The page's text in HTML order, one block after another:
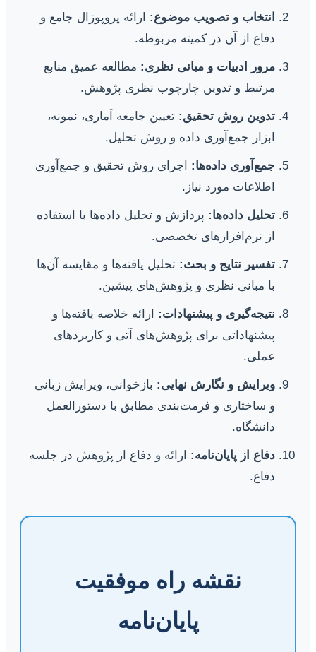
انتخاب و تصویب موضوع: ارائه پروپوزال جامع و
دفاع از آن در کمیته مربوطه.
مرور ادبیات و مبانی نظری: مطالعه عمیق منابع
مرتبط و تدوین چارچوب نظری پژوهش.
تدوین روش تحقیق: تعیین جامعه آماری، نمونه،
ابزار جمع‌آوری داده و روش تحلیل.
جمع‌آوری داده‌ها: اجرای روش تحقیق و جمع‌آوری
اطلاعات مورد نیاز.
تحلیل داده‌ها: پردازش و تحلیل داده‌ها با استفاده
از نرم‌افزارهای تخصصی.
تفسیر نتایج و بحث: تحلیل یافته‌ها و مقایسه آن‌ها
با مبانی نظری و پژوهش‌های پیشین.
نتیجه‌گیری و پیشنهادات: ارائه خلاصه یافته‌ها و
پیشنهاداتی برای پژوهش‌های آتی و کاربردهای
عملی.
ویرایش و نگارش نهایی: بازخوانی، ویرایش زبانی
و ساختاری و فرمت‌بندی مطابق با دستورالعمل
دانشگاه.
دفاع از پایان‌نامه: ارائه و دفاع از پژوهش در جلسه
دفاع.
نقشه راه موفقیت
پایان‌نامه